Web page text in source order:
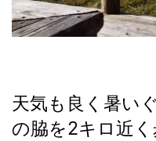
天気も良く暑い
の脇を2キロ近